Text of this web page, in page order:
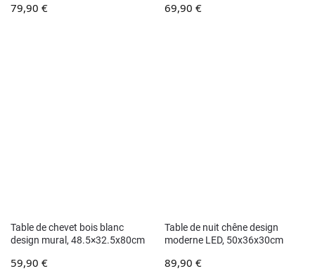
79,90 € 69,90 €
Table de chevet bois blanc
design mural, 48.5×32.5x80cm
59,90 €
Table de nuit chêne design
moderne LED, 50x36x30cm
89,90 €